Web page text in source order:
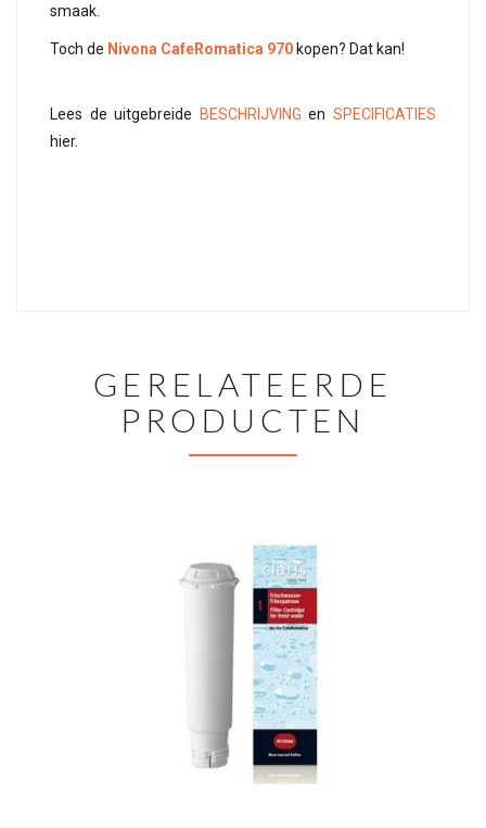
smaak.
Toch de Nivona CafeRomatica 970 kopen? Dat kan!
Lees de uitgebreide BESCHRIJVING enSPECIFICATIES
hier.
GERELATEERDE
PRODUCTEN